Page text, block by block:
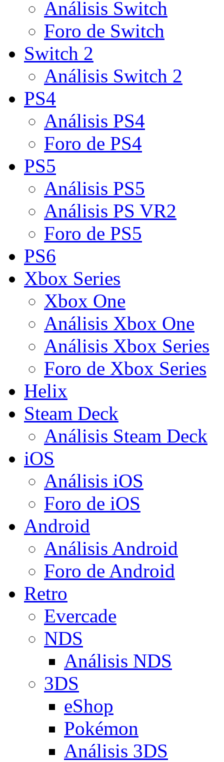
Análisis Switch
Foro de Switch
Switch 2
Análisis Switch 2
PS4
Análisis PS4
Foro de PS4
PS5
Análisis PS5
Análisis PS VR2
Foro de PS5
PS6
Xbox Series
Xbox One
Análisis Xbox One
Análisis Xbox Series
Foro de Xbox Series
Helix
Steam Deck
Análisis Steam Deck
iOS
Análisis iOS
Foro de iOS
Android
Análisis Android
Foro de Android
Retro
Evercade
NDS
Análisis NDS
3DS
eShop
Pokémon
Análisis 3DS